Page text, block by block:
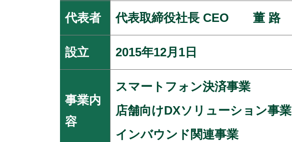
代表者 代表取締役社長 CEO 董 路
設立 2015年12月1日
事業内
容
スマートフォン決済事業
店舗向けDXソリューション事業
インバウンド関連事業